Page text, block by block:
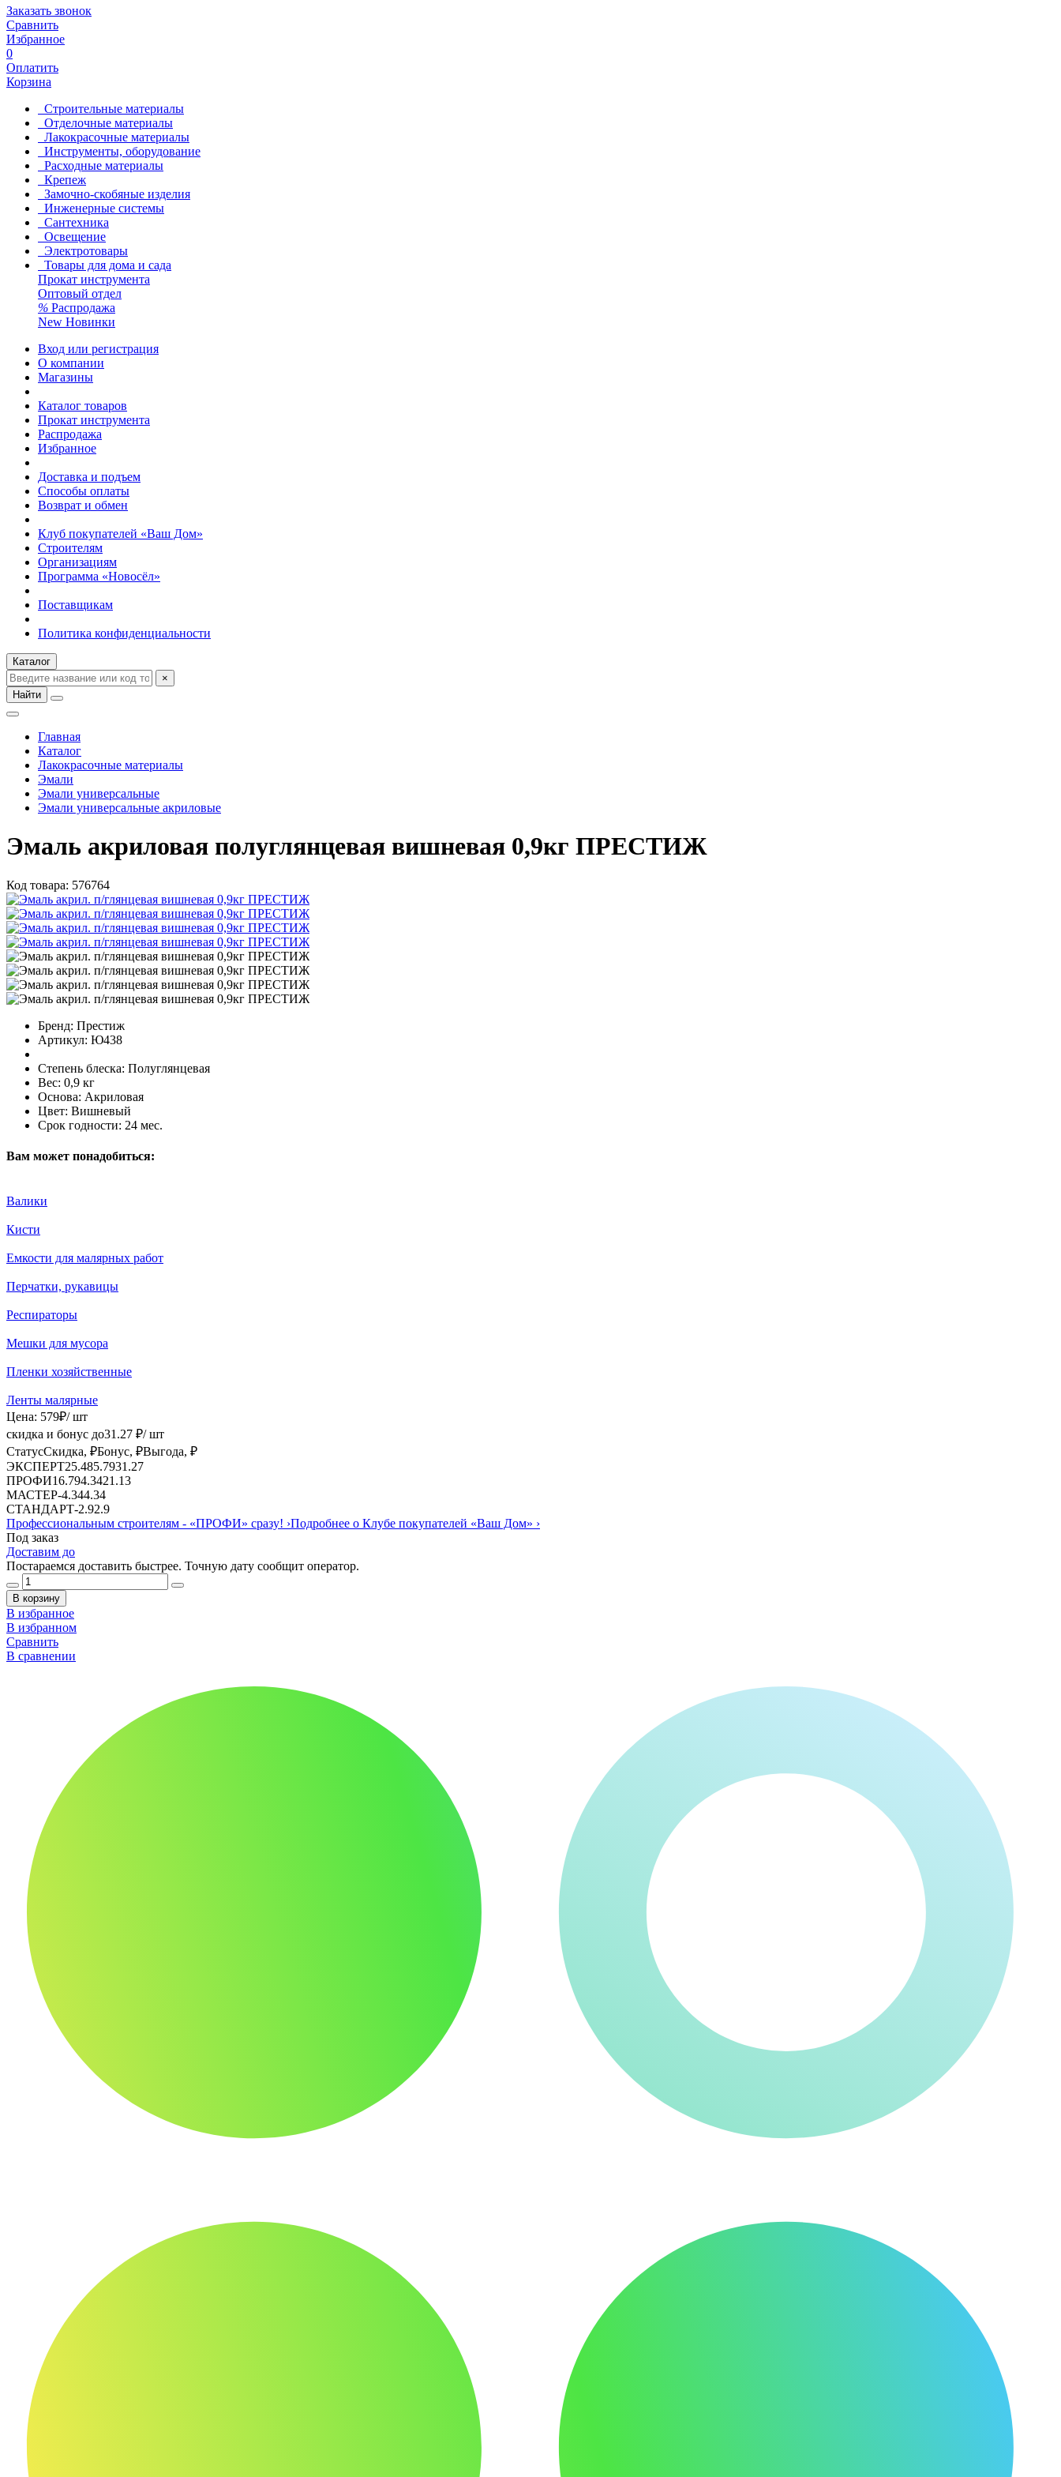
Заказать звонок
Сравнить
Избранное
0
Оплатить
Корзина
Строительные материалы
Отделочные материалы
Лакокрасочные материалы
Инструменты, оборудование
Расходные материалы
Крепеж
Замочно-скобяные изделия
Инженерные системы
Сантехника
Освещение
Электротовары
Товары для дома и сада
Прокат инструмента
Оптовый отдел
% Распродажа
New Новинки
Вход или регистрация
О компании
Магазины
Каталог товаров
Прокат инструмента
Распродажа
Избранное
Доставка и подъем
Способы оплаты
Возврат и обмен
Клуб покупателей «Ваш Дом»
Строителям
Организациям
Программа «Новосёл»
Поставщикам
Политика конфиденциальности
Каталог
×
Найти
Главная
Каталог
Лакокрасочные материалы
Эмали
Эмали универсальные
Эмали универсальные акриловые
Эмаль акриловая полуглянцевая вишневая 0,9кг ПРЕСТИЖ
Код товара: 576764
Бренд: Престиж
Артикул: Ю438
Степень блеска: Полуглянцевая
Вес: 0,9 кг
Основа: Акриловая
Цвет: Вишневый
Срок годности: 24 мес.
Вам может понадобиться:
Валики
Кисти
Емкости для малярных работ
Перчатки, рукавицы
Респираторы
Мешки для мусора
Пленки хозяйственные
Ленты малярные
Цена: 579₽/ шт
скидка и бонус до31.27 ₽/ шт
СтатусСкидка, ₽Бонус, ₽Выгода, ₽
ЭКСПЕРТ25.485.7931.27
ПРОФИ16.794.3421.13
МАСТЕР-4.344.34
СТАНДАРТ-2.92.9
Профессиональным строителям - «ПРОФИ» сразу! ›Подробнее о Клубе покупателей «Ваш Дом» ›
Под заказ
Доставим до
Постараемся доставить быстрее. Точную дату сообщит оператор.
В корзину
В избранное
В избранном
Сравнить
В сравнении